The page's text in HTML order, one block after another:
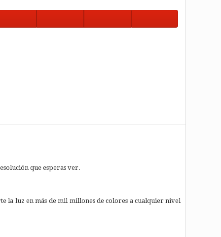
que esperas ver.
la luz en más de mil millones de colores a cualquier nivel